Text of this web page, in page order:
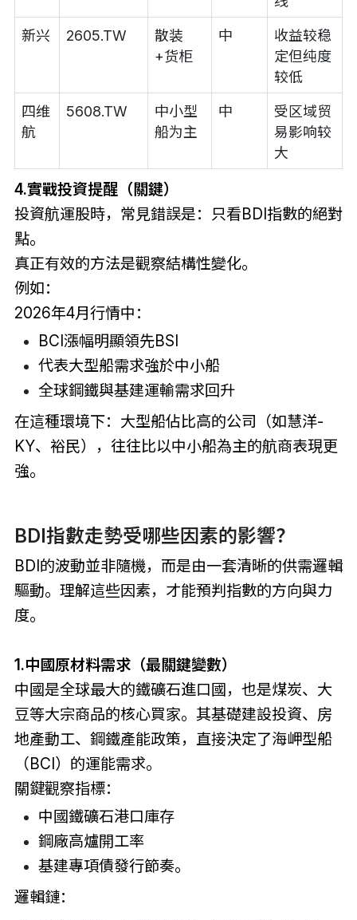
新兴 2605.TW
散装
+货柜
中
收益较稳
定但纯度
较低
四维
航
5608.TW
中小型
船为主
中
受区域贸
易影响较
大
4.實戰投資提醒（關鍵）
投資航運股時，常見錯誤是：只看BDI指數的絕對
點。
真正有效的方法是觀察結構性變化。
例如：
2026年4月行情中：
BCI漲幅明顯領先BSI
代表大型船需求強於中小船
全球鋼鐵與基建運輸需求回升
在這種環境下：大型船佔比高的公司（如慧洋-
KY、裕民），往往比以中小船為主的航商表現更
強。
BDI指數走勢受哪些因素的影響？
BDI的波動並非隨機，而是由一套清晰的供需邏輯
驅動。理解這些因素，才能預判指數的方向與力
度。
1.中國原材料需求（最關鍵變數）
中國是全球最大的鐵礦石進口國，也是煤炭、大
豆等大宗商品的核心買家。其基礎建設投資、房
地產動工、鋼鐵產能政策，直接決定了海岬型船
（BCI）的運能需求。
關鍵觀察指標：
中國鐵礦石港口庫存
鋼廠高爐開工率
基建專項債發行節奏。
邏輯鏈：